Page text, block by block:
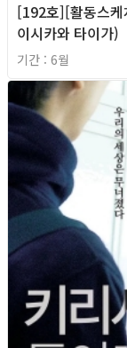
[192호][활동스
이시카와 타이가)
기간 : 6월